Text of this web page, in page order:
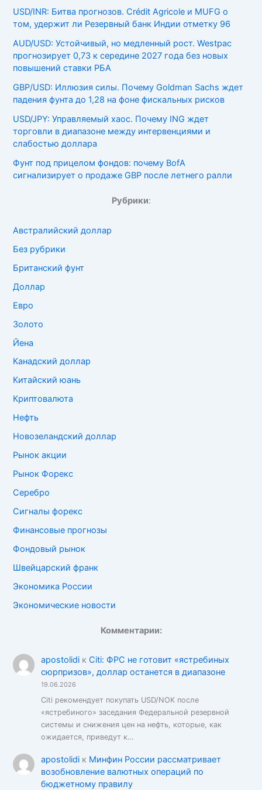
USD/INR: Битва прогнозов. Crédit Agricole и MUFG о
том, удержит ли Резервный банк Индии отметку 96
AUD/USD: Устойчивый, но медленный рост. Westpac
прогнозирует 0,73 к середине 2027 года без новых
повышений ставки РБА
GBP/USD: Иллюзия силы. Почему Goldman Sachs ждет
падения фунта до 1,28 на фоне фискальных рисков
USD/JPY: Управляемый хаос. Почему ING ждет
торговли в диапазоне между интервенциями и
слабостью доллара
Фунт под прицелом фондов: почему BofA
сигнализирует о продаже GBP после летнего ралли
Рубрики:
Австралийский доллар
Без рубрики
Британский фунт
Доллар
Евро
Золото
Йена
Канадский доллар
Китайский юань
Криптовалюта
Нефть
Новозеландский доллар
Рынок акции
Рынок Форекс
Серебро
Сигналы форекс
Финансовые прогнозы
Фондовый рынок
Швейцарский франк
Экономика России
Экономические новости
Комментарии:
apostolidiк Citi: ФРС не готовит «ястребиных
сюрпризов», доллар останется в диапазоне
19.06.2026
Citi рекомендует покупать USD/NOK после
«ястребиного» заседания Федеральной резервной
системы и снижения цен на нефть, которые, как
ожидается, приведут к…
apostolidiк Минфин России рассматривает
возобновление валютных операций по
бюджетному правилу